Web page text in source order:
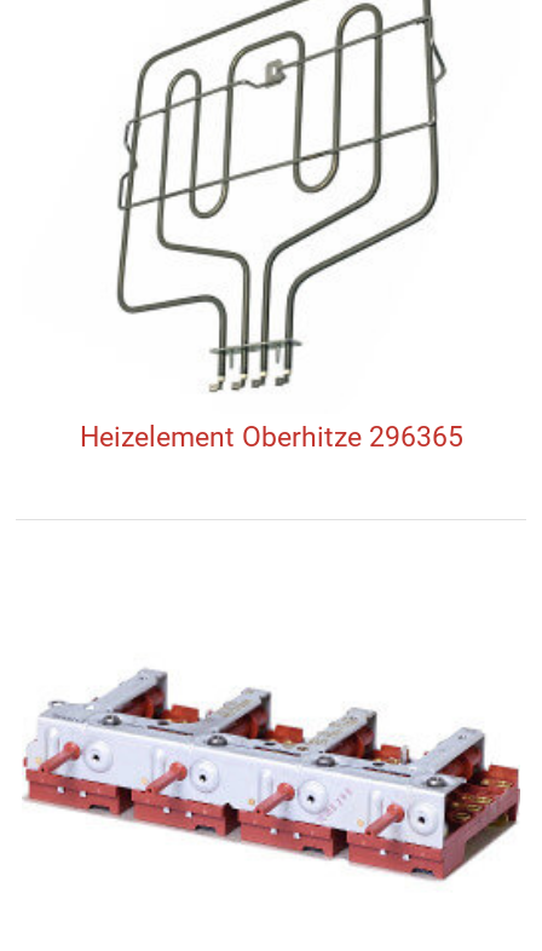
Heizelement Oberhitze 296365